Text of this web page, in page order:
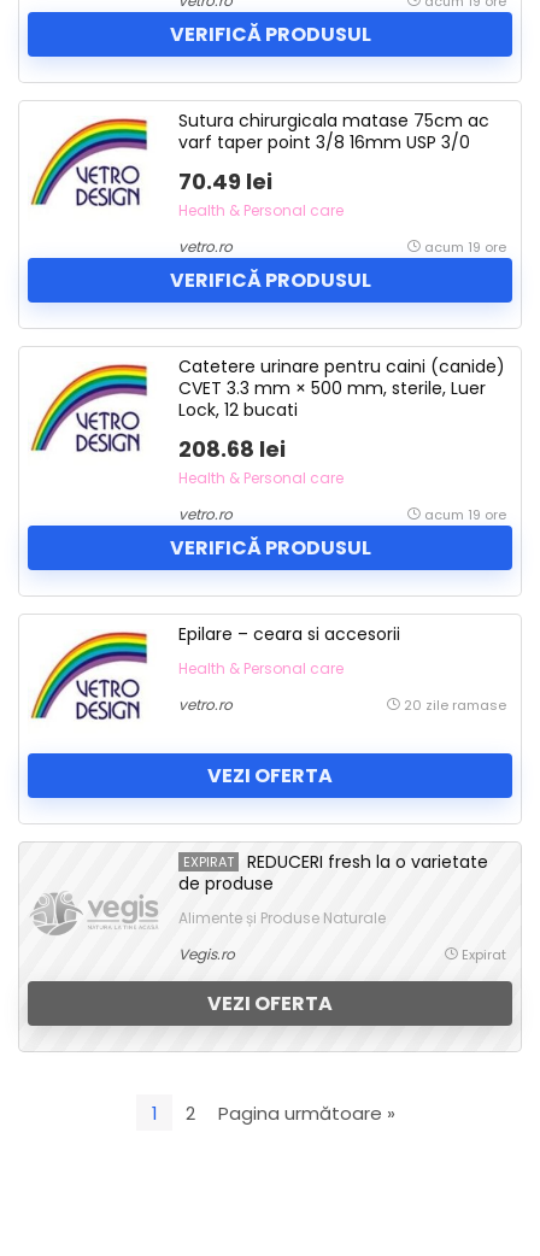
VERIFICĂ PRODUSUL
Sutura chirurgicala matase 75cm ac
varf taper point 3/8 16mm USP 3/0
70.49 lei
Health & Personal care
vetro.ro
acum 19 ore
VERIFICĂ PRODUSUL
Catetere urinare pentru caini (canide)
CVET 3.3 mm × 500 mm, sterile, Luer
Lock, 12 bucati
208.68 lei
Health & Personal care
vetro.ro
acum 19 ore
VERIFICĂ PRODUSUL
Epilare – ceara si accesorii
Health & Personal care
vetro.ro
20 zile ramase
VEZI OFERTA
EXPIRAT
REDUCERI fresh la o varietate
de produse
Alimente și Produse Naturale
Vegis.ro
Expirat
VEZI OFERTA
1 2 Pagina următoare »